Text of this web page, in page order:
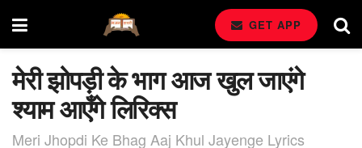
GET APP
मेरी झोपड़ी के भाग आज खुल जाएंगे
श्याम आएँगे लिरिक्स
Meri Jhopdi Ke Bhag Aaj Khul Jayenge Lyrics